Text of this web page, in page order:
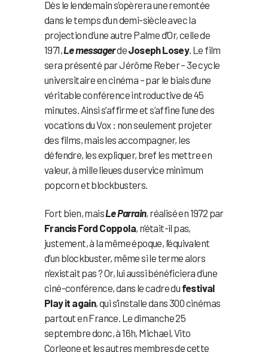
Dès le lendemain s’opèrera une remontée
dans le temps d’un demi-siècle avec la
projection d’une autre Palme d’Or, celle de
1971,Le messagerdeJoseph Losey. Le film
sera présenté par Jérôme Reber – 3e cycle
universitaire en cinéma – par le biais d’une
véritable conférence introductive de 45
minutes. Ainsi s’affirme et s’affine l’une des
vocations du Vox : non seulement projeter
des films, mais les accompagner, les
défendre, les expliquer, bref les mettre en
valeur, à mille lieues du service minimum
popcorn et blockbusters.
Fort bien, maisLe Parrain, réalisé en 1972 par
Francis Ford Coppola, n’était-il pas,
justement, à la même époque, l’équivalent
d’un blockbuster, même si le terme alors
n’existait pas ? Or, lui aussi bénéficiera d’une
ciné-conférence, dans le cadre du festival
Play it again, qui s’installe dans 300 cinémas
partout en France. Le dimanche 25
septembre donc, à 16h, Michael, Vito
Corleone et les autres membres de cette